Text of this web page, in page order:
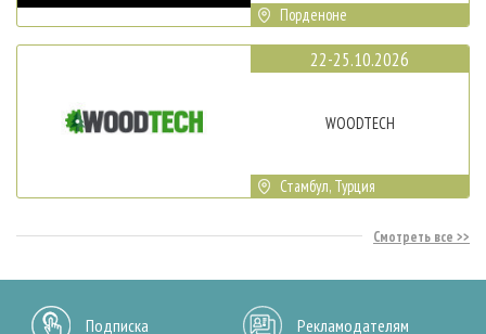
Порденоне
22-25.10.2026
WOODTECH
Стамбул, Турция
Смотреть все
Подписка Рекламодателям